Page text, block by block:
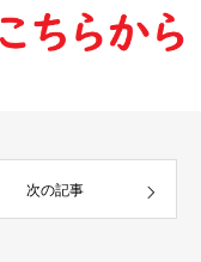
次の記事